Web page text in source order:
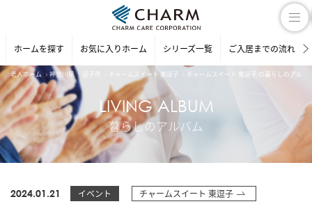
ホームを探す お気に入りホーム シリーズ一覧 ご入居までの流れ
老人ホーム 神奈川県 逗子市 チャームスイート 東逗子 チャームスイート 東逗子 の暮らしのアルバ
LIVING ALBUM
暮らしのアルバム
2024.01.21 イベント チャームスイート 東逗子